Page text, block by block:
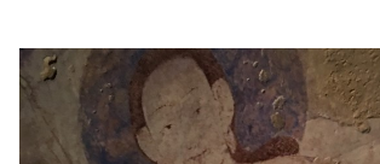
王穆提隨筆：巴米揚大佛東大佛天井壁畫修復隨記